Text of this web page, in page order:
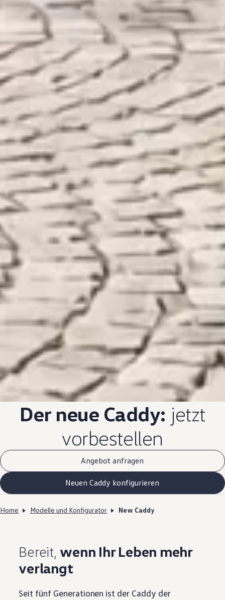
Der neue Caddy: jetzt
vorbestellen
Angebot anfragen
Neuen Caddy konfigurieren
Home Modelle und Konfigurator New Caddy
Bereit, wenn Ihr Leben mehr
verlangt
Seit fünf Generationen ist der Caddy der